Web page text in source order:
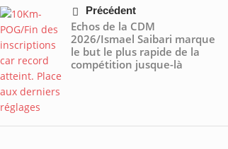
Précédent
Echos de la CDM
2026/Ismael Saibari marque
le but le plus rapide de la
compétition jusque-là